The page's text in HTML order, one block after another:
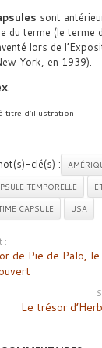
sont
du terme (le terme
lors de
York, en 1939).
.
titre d’illustration
clé(s) :
TEMPORELLE
CAPSULE USA
:
de Pie de Palo,
Le trésor